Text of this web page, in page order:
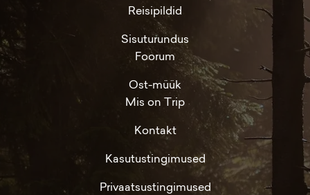
Reisipildid
Sisuturundus
Foorum
Ost-müük
Mis on Trip
Kontakt
Kasutustingimused
Privaatsustingimused